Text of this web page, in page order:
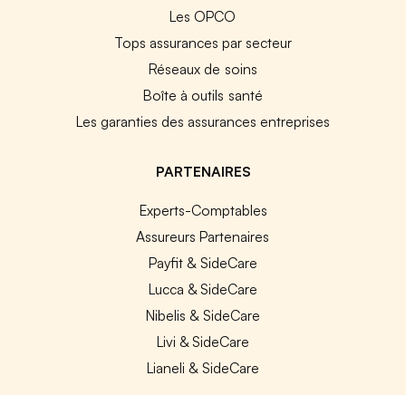
Les OPCO
Tops assurances par secteur
Réseaux de soins
Boîte à outils santé
Les garanties des assurances entreprises
PARTENAIRES
Experts-Comptables
Assureurs Partenaires
Payfit & SideCare
Lucca & SideCare
Nibelis & SideCare
Livi & SideCare
Lianeli & SideCare